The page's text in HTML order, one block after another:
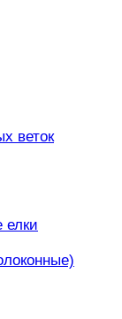
веток
елки